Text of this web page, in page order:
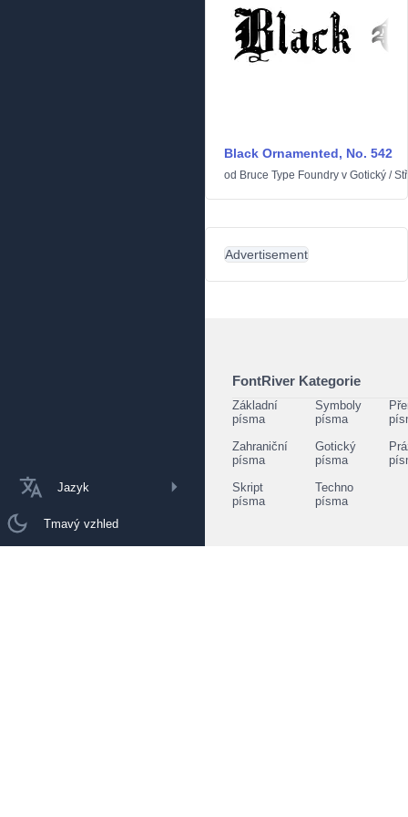
Jazyk
Tmavý vzhled
Black Ornamented, No. 542
od Bruce Type Foundry v Gotický /
Advertisement
FontRiver Kategorie
Základní
písma
Symboly
písma
Zahraniční
písma
Gotický
písma
Skript
písma
Techno
písma